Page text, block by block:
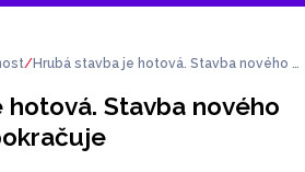
Hrubá stavba je hotová. Stavba nového Fr
Stavba nového